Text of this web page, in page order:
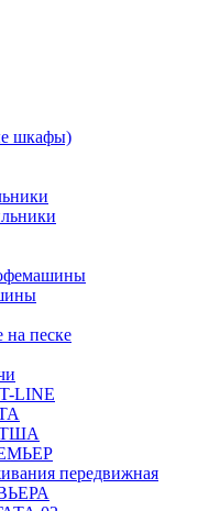
шкафы)
на песке
LINE
передвижная